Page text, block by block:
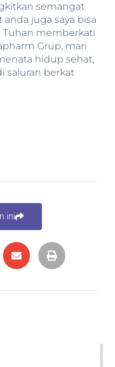
semangat
juga saya bisa
Tuhan memberkati
Grup, mari
hidup sehat,
saluran berkat
ini